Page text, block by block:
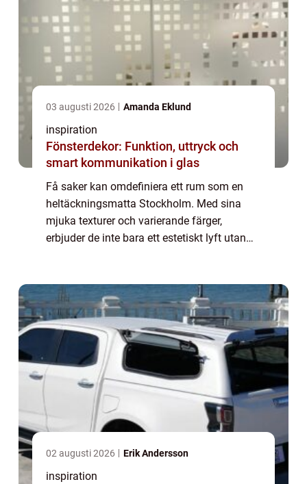
03 augusti 2026 Amanda Eklund
inspiration
Fönsterdekor: Funktion, uttryck och
smart kommunikation i glas
Få saker kan omdefiniera ett rum som en
heltäckningsmatta Stockholm. Med sina
mjuka texturer och varierande färger,
erbjuder de inte bara ett estetiskt lyft utan
02 augusti 2026 Erik Andersson
inspiration